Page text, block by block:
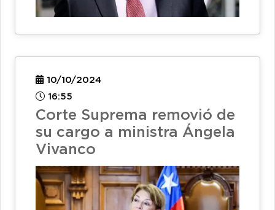
10/10/2024
16:55
Corte Suprema removió de
su cargo a ministra Ángela
Vivanco